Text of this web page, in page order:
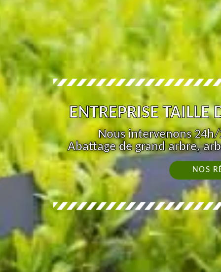
ENTREPRISE
Nous intervenons
Abattage de grand arbre,
NOS